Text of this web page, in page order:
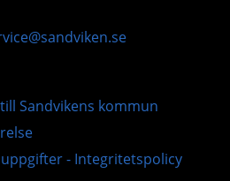
Sandvikens kommun
- Integritetspolicy